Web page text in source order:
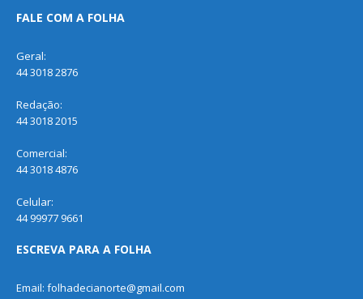
FALE COM A FOLHA
Geral:
44 3018 2876
Redação:
44 3018 2015
Comercial:
44 3018 4876
Celular:
44 99977 9661
ESCREVA PARA A FOLHA
Email: folhadecianorte@gmail.com